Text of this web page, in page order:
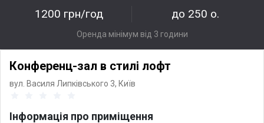
1200 грн/год до 250 о.
Оренда мінімум від 3 години
Конференц-зал в стилі лофт
вул. Василя Липківського 3, Київ
Інформація про приміщення